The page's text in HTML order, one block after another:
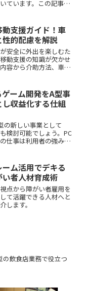
ています。この記事で
す。
支援ガイド！車
的配慮を解説
安全に外出を楽しむた
動支援の知識が欠かせ
容から介助方法、車移
車移動のコツ、性的配
ーム開発をA型事
収益化する仕組
の新しい事業として
検討可能でしょう。PC
仕事は利用者の強みを
件や仕組みを解説しま
ム活用でデキる
者人材育成術
点から障がい者雇用を
て活躍できる人材へと
します。
の飲食店業務で役立つ